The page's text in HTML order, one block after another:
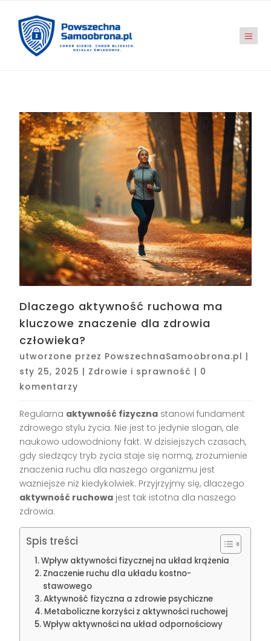
Dlaczego aktywność ruchowa ma
kluczowe znaczenie dla zdrowia
człowieka?
utworzone przez PowszechnaSamoobrona.pl |
sty 25, 2025 | Zdrowie i sprawność | 0
komentarzy
Regularna aktywność fizyczna stanowi fundament
zdrowego stylu życia. Nie jest to jedynie slogan, ale
naukowo udowodniony fakt. W dzisiejszych czasach,
gdy siedzący tryb życia staje się normą, zrozumienie
znaczenia ruchu dla naszego organizmu jest
ważniejsze niż kiedykolwiek. Przyjrzyjmy się, dlaczego
aktywność ruchowa jest tak istotna dla naszego
zdrowia.
Spis treści
Wpływ aktywności fizycznej na układ krążenia
Znaczenie ruchu dla układu kostno-
stawowego
Aktywność fizyczna a zdrowie psychiczne
Metaboliczne korzyści z aktywności ruchowej
Wpływ aktywności na układ odpornościowy